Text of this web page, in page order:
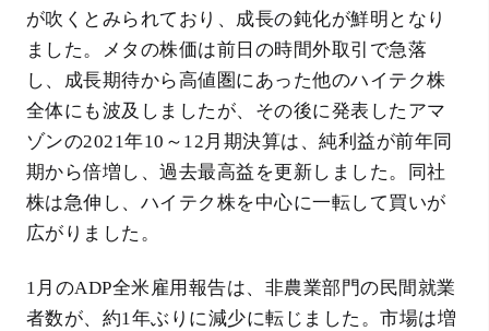
が吹くとみられており、成長の鈍化が鮮明となり
ました。メタの株価は前日の時間外取引で急落
し、成長期待から高値圏にあった他のハイテク株
全体にも波及しましたが、その後に発表したアマ
ゾンの2021年10～12月期決算は、純利益が前年同
期から倍増し、過去最高益を更新しました。同社
株は急伸し、ハイテク株を中心に一転して買いが
広がりました。
1月のADP全米雇用報告は、非農業部門の民間就業
者数が、約1年ぶりに減少に転じました。市場は増